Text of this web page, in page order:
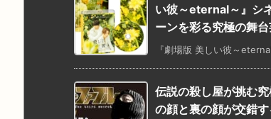
い彼～eternal～』シ
ーンを彩る究極の舞台
『劇場版 美しい彼～
伝説の殺し屋が挑む
の顔と裏の顔が交錯